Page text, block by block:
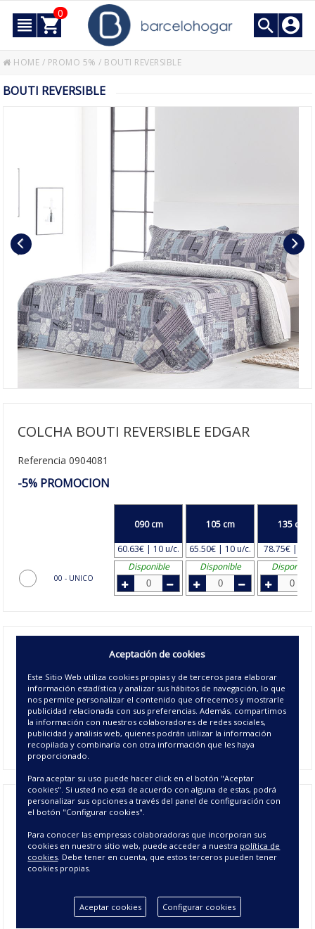
0
HOME / PROMO 5% / BOUTI REVERSIBLE
BOUTI REVERSIBLE
COLCHA BOUTI REVERSIBLE EDGAR
Referencia 0904081
-5% PROMOCION
00 - UNICO
090 cm
60.63€ | 10 u/c.
105 cm
65.50€ | 10 u/c.
135 cm
78.75€ | 8
Disponible
Disponible Disponible
colcha boutí de verano Edgar
es una
boutí reversible
reversible a juego con motivo floral sobre crema. Disponible
en 5 medidas de cama y dependiendo del tamaño decolcha
boutíque elijas incluye una o dos fundas de cojín de 50x70
cm a juego.Viste tu camacon un toque de aire fresco a la
decoración de tu hogar.
Colcha Boutí Reversible Edgar
- Colchas Verano y Entretiempo
REVERSIBLE EDGAR
Aceptación de cookies
Este Sitio Web utiliza cookies propias y de terceros para elaborar
información estadística y analizar sus hábitos de navegación, lo que
nos permite personalizar el contenido que ofrecemos y mostrarle
publicidad relacionada con sus preferencias. Además, compartimos
la información con nuestros colaboradores de redes sociales,
publicidad y análisis web, quienes podrán utilizar la información
recopilada y combinarla con otra información que les haya
proporcionado.
Para aceptar su uso puede hacer click en el botón "Aceptar
cookies". Si usted no está de acuerdo con alguna de estas, podrá
personalizar sus opciones a través del panel de configuración con
el botón "Configurar cookies".
Para conocer las empresas colaboradoras que incorporan sus
cookies en nuestro sitio web, puede acceder a nuestra política de
cookies . Debe tener en cuenta, que estos terceros pueden tener
cookies propias.
Aceptar cookies Configurar cookies